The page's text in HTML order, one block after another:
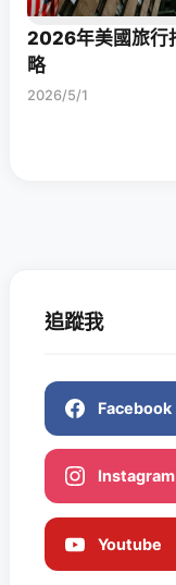
2026年美國旅行
略
2026/5/1
追蹤我
Facebook
Instagram
Youtube